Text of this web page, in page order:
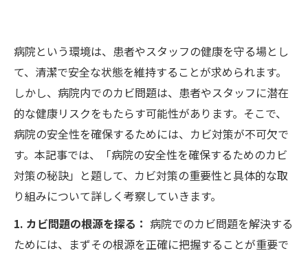
病院という環境は、患者やスタッフの健康を守る場とし
て、清潔で安全な状態を維持することが求められます。
しかし、病院内でのカビ問題は、患者やスタッフに潜在
的な健康リスクをもたらす可能性があります。そこで、
病院の安全性を確保するためには、カビ対策が不可欠で
す。本記事では、「病院の安全性を確保するためのカビ
対策の秘訣」と題して、カビ対策の重要性と具体的な取
り組みについて詳しく考察していきます。
1. カビ問題の根源を探る： 病院でのカビ問題を解決する
ためには、まずその根源を正確に把握することが重要で